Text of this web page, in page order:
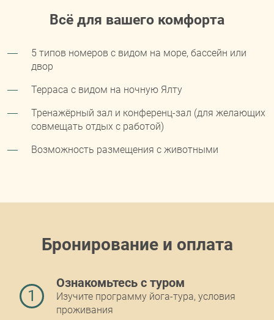
Всё для вашего комфорта
5 типов номеров с видом на море, бассейн или
двор
Терраса с видом на ночную Ялту
Тренажёрный зал и конференц-зал (для желающих
совмещать отдых с работой)
Возможность размещения с животными
Бронирование и оплата
1
Ознакомьтесь с туром
Изучите программу йога-тура, условия
проживания